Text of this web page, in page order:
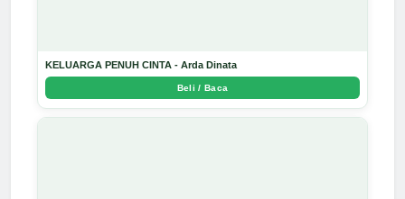
KELUARGA PENUH CINTA - Arda Dinata
Beli / Baca